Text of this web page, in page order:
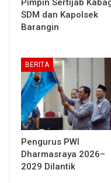
Pimpin Sertijab
SDM dan Kapolsek
Barangin
BERITA
Pengurus PWI
Dharmasraya 2026–
2029 Dilantik